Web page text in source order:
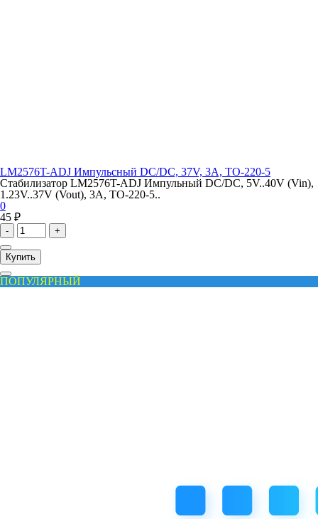
LM2576T-ADJ Импульcный DC/DC, 37V, 3A, TO-220-5
Стабилизатор LM2576T-ADJ Импульный DC/DC, 5V..40V (Vin),
1.23V..37V (Vout), 3A, TO-220-5..
0
45 ₽
- +
Купить
ПОПУЛЯРНЫЙ